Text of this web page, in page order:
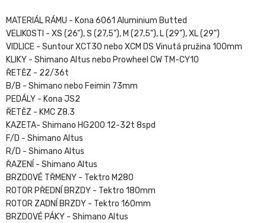
MATERIÁL RÁMU - Kona 6061 Aluminium Butted
VELIKOSTI - XS (26"), S (27,5"), M (27,5"), L (29"), XL (29")
VIDLICE - Suntour XCT30 nebo XCM DS Vinutá pružina 100mm
KLIKY - Shimano Altus nebo Prowheel CW TM-CY10
ŘETĚZ - 22/36t
B/B - Shimano nebo Feimin 73mm
PEDÁLY - Kona JS2
ŘETĚZ - KMC Z8.3
KAZETA- Shimano HG200 12-32t 8spd
F/D - Shimano Altus
R/D - Shimano Altus
ŘAZENÍ - Shimano Altus
BRZDOVÉ TŘMENY - Tektro M280
ROTOR PŘEDNÍ BRZDY - Tektro 180mm
ROTOR ZADNÍ BRZDY - Tektro 160mm
BRZDOVÉ PÁKY - Shimano Altus